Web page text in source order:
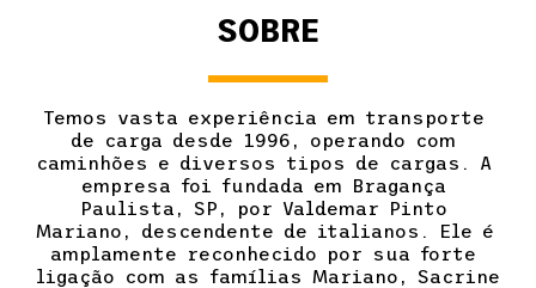
SOBRE
Temos vasta experiência em transporte
de carga desde 1996, operando com
caminhões e diversos tipos de cargas. A
empresa foi fundada em Bragança
Paulista, SP, por Valdemar Pinto
Mariano, descendente de italianos. Ele é
amplamente reconhecido por sua forte
ligação com as famílias Mariano, Sacrine